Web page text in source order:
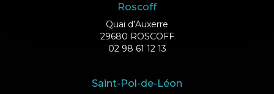
Roscoff
Quai d’Auxerre
29680 ROSCOFF
02 98 61 12 13
Saint-Pol-de-Léon